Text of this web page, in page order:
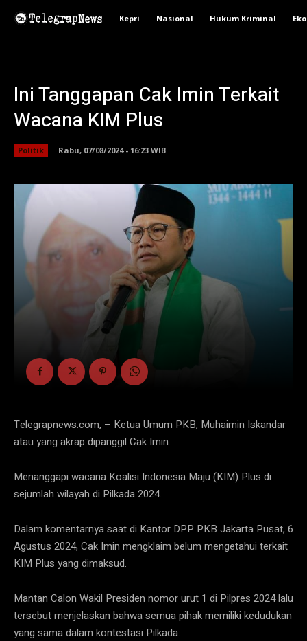
Kepri Nasional Hukum Kriminal
Ini Tanggapan Cak Imin Terkait
Wacana KIM Plus
Politik Rabu, 07/08/2024 - 16:23 WIB
Telegrapnews.com, – Ketua Umum PKB, Muhaimin Iskandar
atau yang akrap dipanggil Cak Imin.
Menanggapi wacana Koalisi Indonesia Maju (KIM) Plus di
sejumlah wilayah di Pilkada 2024.
Dalam komentarnya saat di Kantor DPP PKB Jakarta Pusat, 6
Agustus 2024, Cak Imin mengklaim belum mengetahui terkait
KIM Plus yang dimaksud.
Mantan Calon Wakil Presiden nomor urut 1 di Pilpres 2024 lalu
tersebut menjelaskan bahwa semua pihak memiliki kedudukan
yang sama dalam kontestasi Pilkada.